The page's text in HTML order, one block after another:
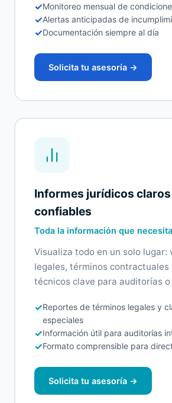
✓Monitoreo mensual de
✓Alertas anticipadas de
✓Documentación siempre al día
Solicita tu asesoría →
Informes jurídicos
confiables
Toda la información que
Visualiza todo en un solo lugar:
legales, términos contractuales
técnicos clave para auditorías o
✓Reportes de términos legales y
especiales
✓Información útil para auditorías
✓Formato comprensible para
Solicita tu asesoría →